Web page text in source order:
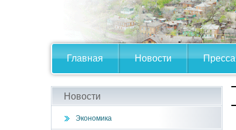
Главная Новости Пресса
Новости
Экономика